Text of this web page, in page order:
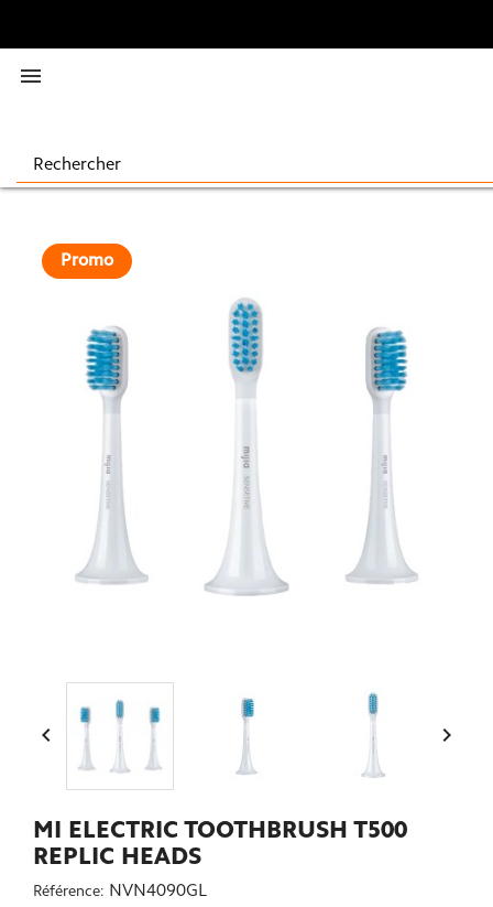

Promo
 
MI ELECTRIC TOOTHBRUSH T500
REPLIC HEADS
Référence: NVN4090GL